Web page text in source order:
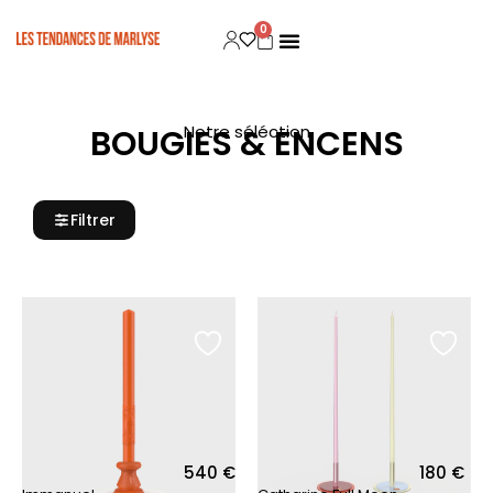
au
0
Panier
Notre séléction
BOUGIES & ENCENS
Filtrer
540 € 180 €